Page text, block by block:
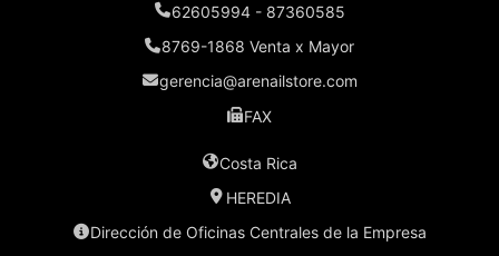
62605994 - 87360585
8769-1868 Venta x Mayor
gerencia@arenailstore.com
FAX
Costa Rica
HEREDIA
Dirección de Oficinas Centrales de la Empresa